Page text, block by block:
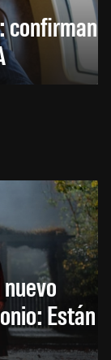
confirman
Están